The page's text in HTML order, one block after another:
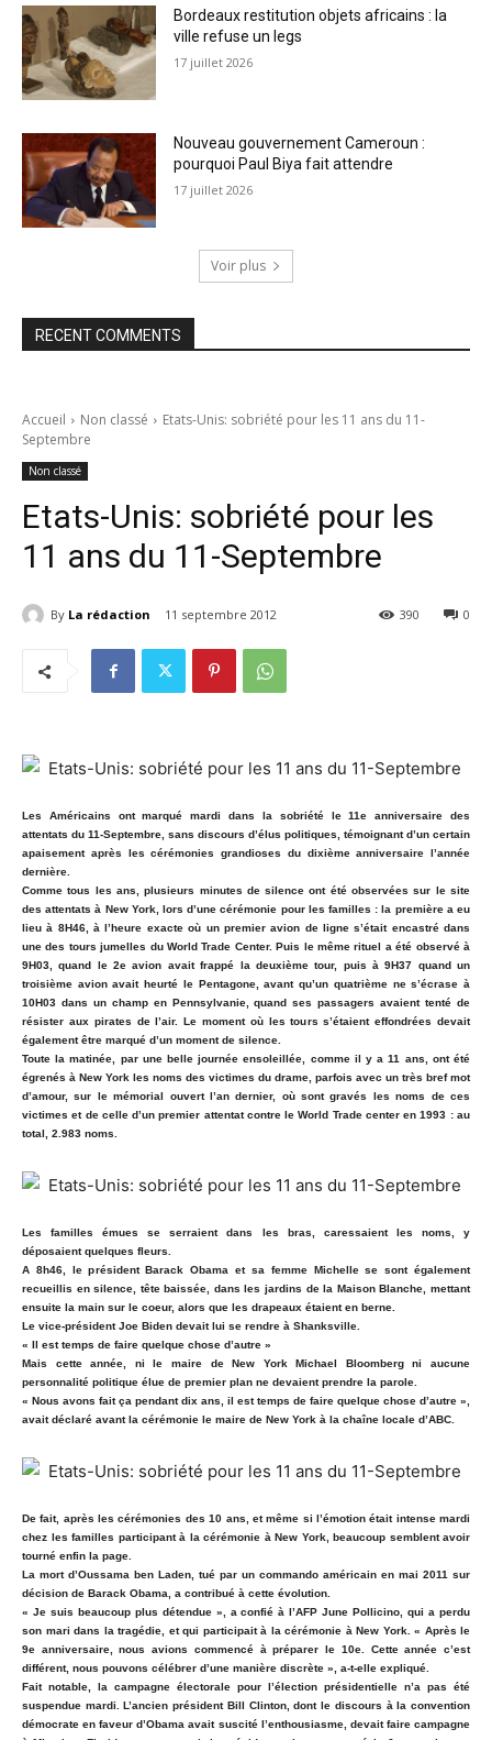
Bordeaux restitution objets africains : la
ville refuse un legs
17 juillet 2026
Nouveau gouvernement Cameroun :
pourquoi Paul Biya fait attendre
17 juillet 2026
Voir plus
RECENT COMMENTS